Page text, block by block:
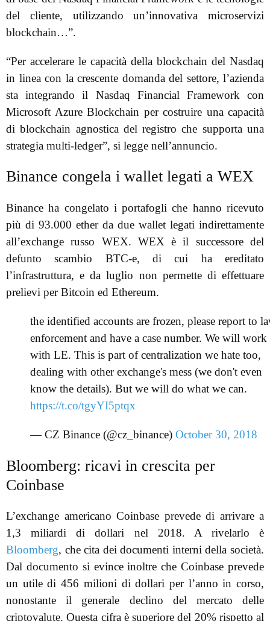
del cliente, utilizzando un’innovativa microservizi
blockchain…”.
“Per accelerare le capacità della blockchain del Nasdaq
in linea con la crescente domanda del settore, l’azienda
sta integrando il Nasdaq Financial Framework con
Microsoft Azure Blockchain per costruire una capacità
di blockchain agnostica del registro che supporta una
strategia multi-ledger”, si legge nell’annuncio.
Binance congela i wallet legati a WEX
Binance ha congelato i portafogli che hanno ricevuto
più di 93.000 ether da due wallet legati indirettamente
all’exchange russo WEX. WEX è il successore del
defunto scambio BTC-e, di cui ha ereditato
l’infrastruttura, e da luglio non permette di effettuare
prelievi per Bitcoin ed Ethereum.
the identified accounts are frozen, please report to
enforcement and have a case number. We will work
with LE. This is part of centralization we hate too,
dealing with other exchange's mess (we don't even
know the details). But we will do what we can.
https://t.co/tgyYI5ptqx
— CZ Binance (@cz_binance) October 30, 2018
Bloomberg: ricavi in crescita per
Coinbase
L’exchange americano Coinbase prevede di arrivare a
1,3 miliardi di dollari nel 2018. A rivelarlo è
Bloomberg, che cita dei documenti interni della società.
Dal documento si evince inoltre che Coinbase prevede
un utile di 456 milioni di dollari per l’anno in corso,
nonostante il generale declino del mercato delle
criptovalute. Questa cifra è superiore del 20% rispetto al